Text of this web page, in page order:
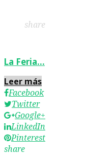
share
La Feria…
Leer más
Facebook
Twitter
Google+
LinkedIn
Pinterest
share